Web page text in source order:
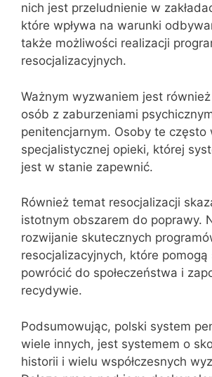
nich jest przeludnienie w
które wpływa na warunki
także możliwości realizacji
resocjalizacyjnych.
Ważnym wyzwaniem jest
osób z zaburzeniami
penitencjarnym. Osoby te często
specjalistycznej opieki, której
jest w stanie zapewnić.
Również temat resocjalizacji
istotnym obszarem do poprawy.
rozwijanie skutecznych
resocjalizacyjnych, które pomogą
powrócić do społeczeństwa i
recydywie.
Podsumowując, polski system
wiele innych, jest systemem o
historii i wielu współczesnych